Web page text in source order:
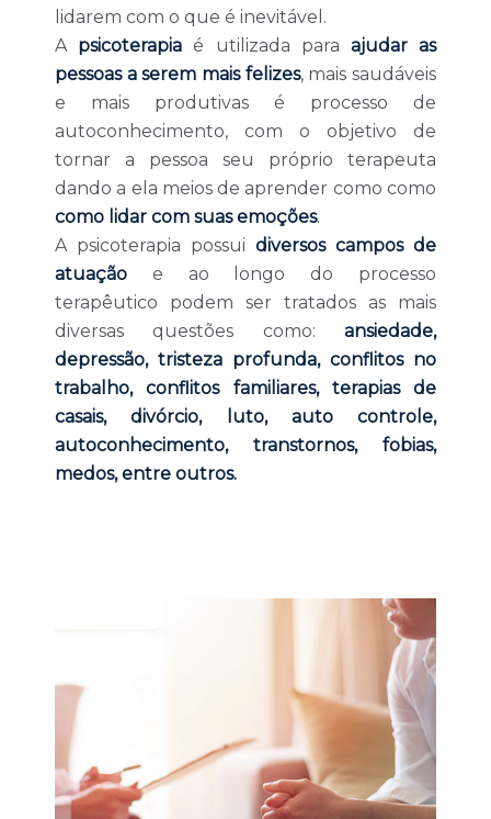
lidarem com o que é inevitável.
A psicoterapia é utilizada para ajudar as
pessoas a serem mais felizes, mais saudáveis
e mais produtivas é processo de
autoconhecimento, com o objetivo de
tornar a pessoa seu próprio terapeuta
dando a ela meios de aprender como como
como lidar com suas emoções.
A psicoterapia possui diversos campos de
atuação e ao longo do processo
terapêutico podem ser tratados as mais
diversas questões como: ansiedade,
depressão, tristeza profunda, conflitos no
trabalho, conflitos familiares, terapias de
casais, divórcio, luto, auto controle,
autoconhecimento, transtornos, fobias,
medos, entre outros.